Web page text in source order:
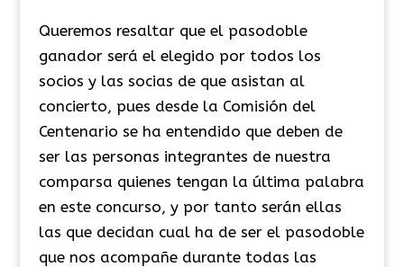
Queremos resaltar que el pasodoble
ganador será el elegido por todos los
socios y las socias de que asistan al
concierto, pues desde la Comisión del
Centenario se ha entendido que deben de
ser las personas integrantes de nuestra
comparsa quienes tengan la última palabra
en este concurso, y por tanto serán ellas
las que decidan cual ha de ser el pasodoble
que nos acompañe durante todas las